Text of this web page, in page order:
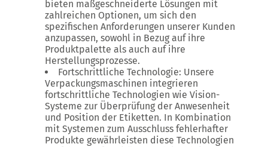
bieten maßgeschneiderte Lösungen mit
zahlreichen Optionen, um sich den
spezifischen Anforderungen unserer Kunden
anzupassen, sowohl in Bezug auf ihre
Produktpalette als auch auf ihre
Herstellungsprozesse.
Fortschrittliche Technologie: Unsere
Verpackungsmaschinen integrieren
fortschrittliche Technologien wie Vision-
Systeme zur Überprüfung der Anwesenheit
und Position der Etiketten. In Kombination
mit Systemen zum Ausschluss fehlerhafter
Produkte gewährleisten diese Technologien